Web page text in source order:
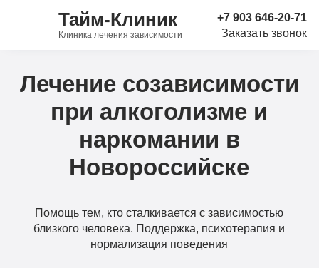
Тайм-Клиник
Клиника лечения зависимости
+7 903 646-20-71
Заказать звонок
Лечение созависимости
при алкоголизме и
наркомании в
Новороссийске
Помощь тем, кто сталкивается с зависимостью
близкого человека. Поддержка, психотерапия и
нормализация поведения